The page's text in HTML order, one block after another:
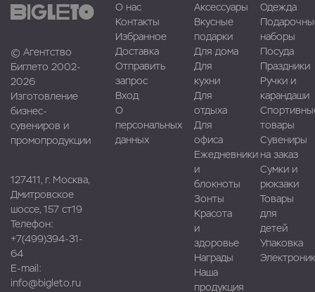
© Агентство
Биглето 2002-
2026
Изготовление
бизнес-
сувениров и
промопродукции
127411, г. Москва,
Дмитровское
шоссе, 157 ст19
Телефон:
+7(499)394-31-
64
E-mail:
info@bigleto.ru
О нас
Контакты
Избранное
Доставка
Отправить
запрос
Вход
О
персональных
данных
Аксессуары
Вкусные
подарки
Для дома
Для
кухни
Для
отдыха
Для
офиса
Ежедневники
и
блокноты
Зонты
Красота
и
здоровье
Награды
Наша
продукция
Одежда
наборы
Посуда
Праздники
Ручки и
карандаши
товары
Сувениры
на заказ
Сумки и
рюкзаки
Товары
для
детей
Упаковка